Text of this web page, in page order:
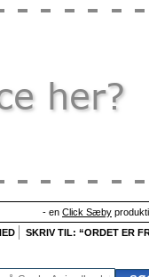
- en Click Sæby
SKRIV TIL: “ORDET ER